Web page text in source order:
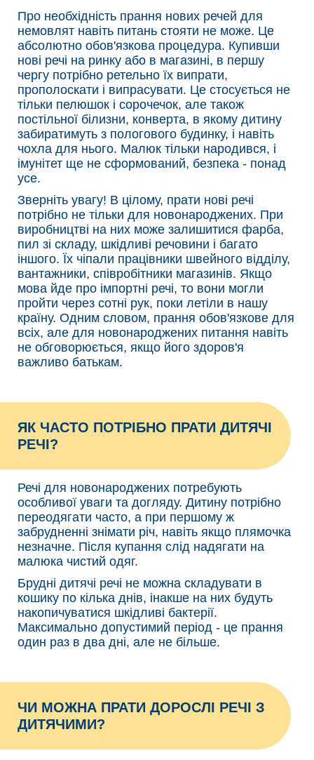
Про необхідність прання нових речей для
немовлят навіть питань стояти не може. Це
абсолютно обов'язкова процедура. Купивши
нові речі на ринку або в магазині, в першу
чергу потрібно ретельно їх випрати,
прополоскати і випрасувати. Це стосується не
тільки пелюшок і сорочечок, але також
постільної білизни, конверта, в якому дитину
забиратимуть з пологового будинку, і навіть
чохла для нього. Малюк тільки народився, і
імунітет ще не сформований, безпека - понад
усе.
Зверніть увагу! В цілому, прати нові речі
потрібно не тільки для новонароджених. При
виробництві на них може залишитися фарба,
пил зі складу, шкідливі речовини і багато
іншого. Їх чіпали працівники швейного відділу,
вантажники, співробітники магазинів. Якщо
мова йде про імпортні речі, то вони могли
пройти через сотні рук, поки летіли в нашу
країну. Одним словом, прання обов'язкове для
всіх, але для новонароджених питання навіть
не обговорюється, якщо його здоров'я
важливо батькам.
ЯК ЧАСТО ПОТРІБНО ПРАТИ ДИТЯЧІ
РЕЧІ?
Речі для новонароджених потребують
особливої уваги та догляду. Дитину потрібно
переодягати часто, а при першому ж
забрудненні знімати річ, навіть якщо плямочка
незначне. Після купання слід надягати на
малюка чистий одяг.
Брудні дитячі речі не можна складувати в
кошику по кілька днів, інакше на них будуть
накопичуватися шкідливі бактерії.
Максимально допустимий період - це прання
один раз в два дні, але не більше.
ЧИ МОЖНА ПРАТИ ДОРОСЛІ РЕЧІ З
ДИТЯЧИМИ?